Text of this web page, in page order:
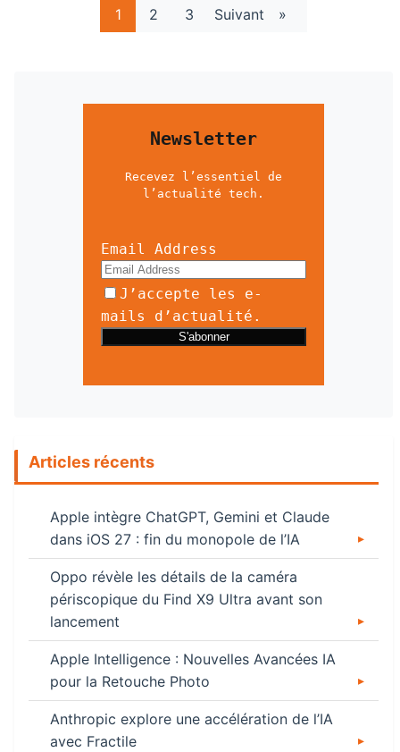
1 2 3 Suivant »
Newsletter
Recevez l’essentiel de
l’actualité tech.
Email Address
J’accepte les e-
mails d’actualité.
Articles récents
Apple intègre ChatGPT, Gemini et Claude
dans iOS 27 : fin du monopole de l’IA
Oppo révèle les détails de la caméra
périscopique du Find X9 Ultra avant son
lancement
Apple Intelligence : Nouvelles Avancées IA
pour la Retouche Photo
Anthropic explore une accélération de l’IA
avec Fractile